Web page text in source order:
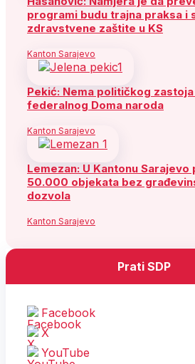
programi budu trajna praksa i
zdravstvene zaštite u KS
Kanton Sarajevo
Pekić: Nema političkog
federalnog Doma naroda
Kanton Sarajevo
Lemezan: U Kantonu
50.000 objekata bez
dozvola
Kanton Sarajevo
Prati SDP
Facebook
X
YouTube